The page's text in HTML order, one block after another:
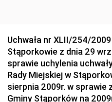
Środowiska
Dziennik Urzędowy
Gospodarki Terenowej i
Dziennik Urzędowy
Gospodarki Przestrzennej
Uchwała nr XLII/254/
Stąporkowie z dnia 29
sprawie uchylenia
Rady Miejskiej w
sierpnia 2009r. w sprawie
Gminy Stąporków na